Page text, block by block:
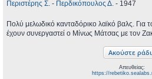
Περιστέρης Σ. - Περδικόπουλος Δ. - 1947
Πολύ μελωδικό κανταδόρικο λαϊκό βαλς. Για
έχουν συνεργαστεί ο Μίνως Μάτσας με τον
Απευθείας:
https://